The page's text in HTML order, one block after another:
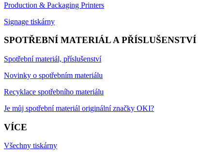
Production & Packaging Printers
Signage tiskárny
SPOTŘEBNÍ MATERIÁL A PŘÍSLUŠENSTVÍ
Spotřební materiál, příslušenství
Novinky o spotřebním materiálu
Recyklace spotřebního materiálu
Je můj spotřební materiál originální značky OKI?
VÍCE
Všechny tiskárny